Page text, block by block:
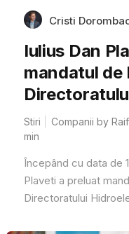
Cristi
Iulius Dan
mandatul de
Stiri Companii by
min
Începând cu data de
Plaveti a preluat
Directoratului